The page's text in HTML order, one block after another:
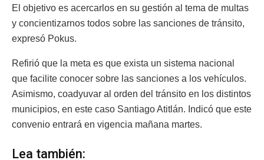
El objetivo es acercarlos en su gestión al tema de multas
y concientizarnos todos sobre las sanciones de tránsito,
expresó Pokus.
Refirió que la meta es que exista un sistema nacional
que facilite conocer sobre las sanciones a los vehículos.
Asimismo, coadyuvar al orden del tránsito en los distintos
municipios, en este caso Santiago Atitlán. Indicó que este
convenio entrará en vigencia mañana martes.
Lea también: